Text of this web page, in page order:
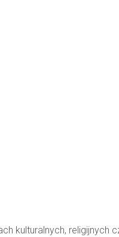
kulturalnych, religijnych